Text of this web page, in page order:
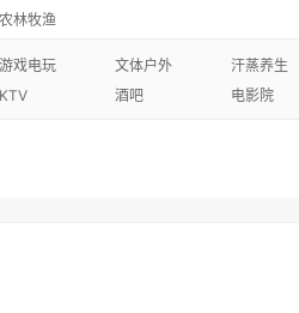
农林牧渔
游戏电玩 文体户外 汗蒸养生
KTV 酒吧 电影院